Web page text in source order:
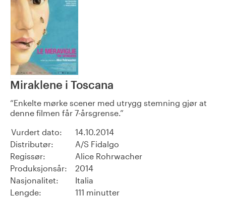
Miraklene i Toscana
Enkelte mørke scener med utrygg stemning gjør at
denne filmen får 7-årsgrense.
Vurdert dato:
14.10.2014
Distributør:
A/S Fidalgo
Regissør:
Alice Rohrwacher
Produksjonsår:
2014
Nasjonalitet:
Italia
Lengde:
111 minutter